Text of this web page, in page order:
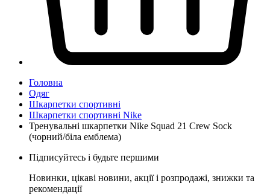
Головна
Одяг
Шкарпетки спортивні
Шкарпетки спортивні Nike
Тренувальні шкарпетки Nike Squad 21 Crew Sock
(чорний/біла емблема)
Підписуйтесь і будьте першими
Новинки, цікаві новини, акції і розпродажі, знижки та
рекомендації